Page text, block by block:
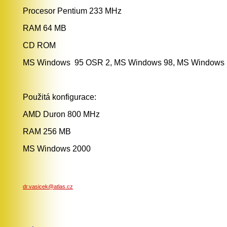
Procesor Pentium 233 MHz
RAM 64 MB
CD ROM
MS Windows 95 OSR 2, MS Windows 98, MS
Použitá konfigurace:
AMD Duron 800 MHz
RAM 256 MB
MS Windows 2000
dr.vasicek@atlas.cz